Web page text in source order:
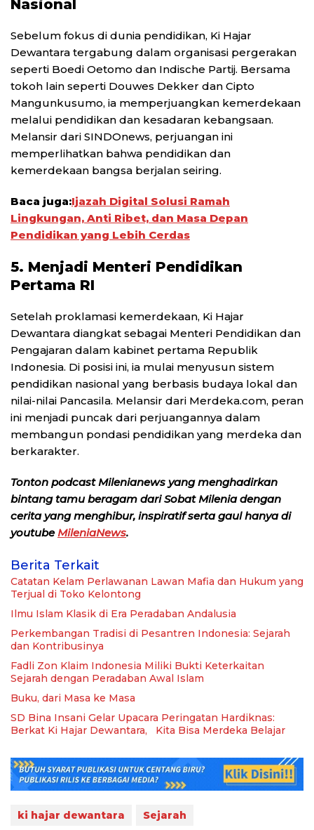
Nasional
Sebelum fokus di dunia pendidikan, Ki Hajar
Dewantara tergabung dalam organisasi pergerakan
seperti Boedi Oetomo dan Indische Partij. Bersama
tokoh lain seperti Douwes Dekker dan Cipto
Mangunkusumo, ia memperjuangkan kemerdekaan
melalui pendidikan dan kesadaran kebangsaan.
Melansir dari SINDOnews, perjuangan ini
memperlihatkan bahwa pendidikan dan
kemerdekaan bangsa berjalan seiring.
Baca juga:Ijazah Digital Solusi Ramah
Lingkungan, Anti Ribet, dan Masa Depan
Pendidikan yang Lebih Cerdas
5. Menjadi Menteri Pendidikan
Pertama RI
Setelah proklamasi kemerdekaan, Ki Hajar
Dewantara diangkat sebagai Menteri Pendidikan dan
Pengajaran dalam kabinet pertama Republik
Indonesia. Di posisi ini, ia mulai menyusun sistem
pendidikan nasional yang berbasis budaya lokal dan
nilai-nilai Pancasila. Melansir dari Merdeka.com, peran
ini menjadi puncak dari perjuangannya dalam
membangun pondasi pendidikan yang merdeka dan
berkarakter.
Tonton podcast Milenianews yang menghadirkan
bintang tamu beragam dari Sobat Milenia dengan
cerita yang menghibur, inspiratif serta gaul hanya di
youtubeMileniaNews.
Berita Terkait
Catatan Kelam Perlawanan Lawan Mafia dan Hukum yang
Terjual di Toko Kelontong
Ilmu Islam Klasik di Era Peradaban Andalusia
Perkembangan Tradisi di Pesantren Indonesia: Sejarah
dan Kontribusinya
Fadli Zon Klaim Indonesia Miliki Bukti Keterkaitan
Sejarah dengan Peradaban Awal Islam
Buku, dari Masa ke Masa
SD Bina Insani Gelar Upacara Peringatan Hardiknas:
Berkat Ki Hajar Dewantara, Kita Bisa Merdeka Belajar
ki hajar dewantara Sejarah